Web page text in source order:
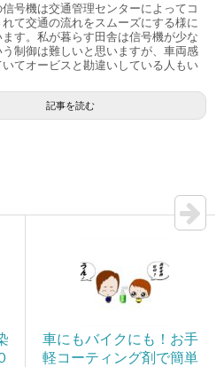
号機は交通管理センターによってコ
れて交通の流れをスムーズにする様に
す。私が暮らす田舎は信号機が少な
制御は難しいと思いますが、車両感
てオービスと勘違いしている人もい
記事を読む
車にもバイクにも！お手
軽コーティング剤で簡単